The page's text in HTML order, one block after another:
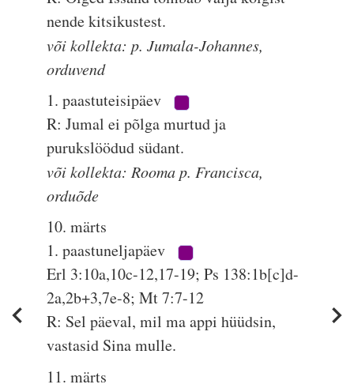
nende kitsikustest.
või kollekta: p. Jumala-Johannes,
orduvend
1. paastuteisipäev
R: Jumal ei põlga murtud ja
purukslöödud südant.
või kollekta: Rooma p. Francisca,
orduõde
10. märts
1. paastuneljapäev
Erl 3:10a,10c-12,17-19; Ps 138:1b[c]d-
2a,2b+3,7e-8; Mt 7:7-12
R: Sel päeval, mil ma appi hüüdsin,
vastasid Sina mulle.
11. märts